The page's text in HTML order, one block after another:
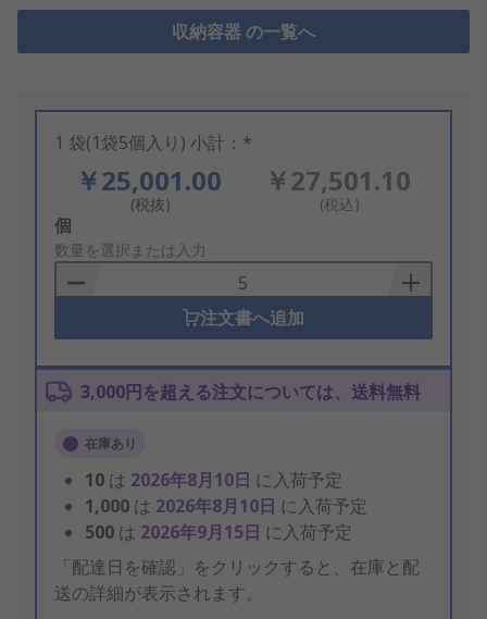
収納容器 の一覧へ
1 袋(1袋5個入り) 小計：*
￥25,001.00
(税抜)
￥27,501.10
(税込)
Add
to
Basket
個
数量を選択または入力
注文書へ追加
3,000円を超える注文については、送料無料
在庫あり
10 は 2026年8月10日 に入荷予定
1,000 は 2026年8月10日 に入荷予定
500 は 2026年9月15日 に入荷予定
「配達日を確認」をクリックすると、在庫と配
送の詳細が表示されます。